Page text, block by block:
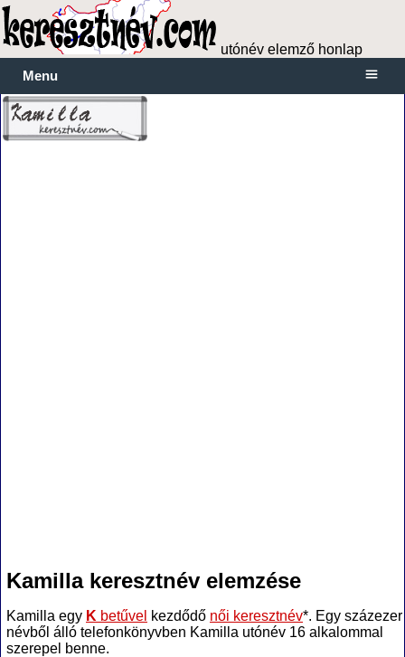
utónév elemző honlap
Menu
Kamilla keresztnév elemzése
Kamilla egy K betűvel kezdődő női keresztnév*. Egy százezer
névből álló telefonkönyvben Kamilla utónév 16 alkalommal
szerepel benne.